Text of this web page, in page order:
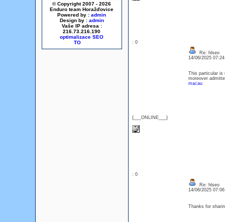
© Copyright 2007 - 2026
Enduro team Horažďovice
Powered by : admin
Design by : admin
Vaše IP adresa :
216.73.216.190
optimalizace SEO
: 0
{___ONLINE___}
Re: hlseo
14/06/2025
This particular is
moreover
macau
: 0
Re: hlseo
14/06/2025
Thanks for